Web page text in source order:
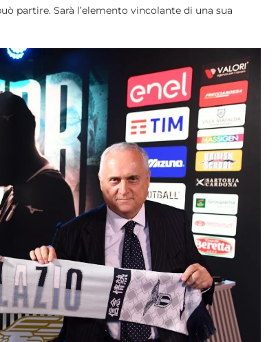
partire. Sarà l’elemento vincolante di una sua